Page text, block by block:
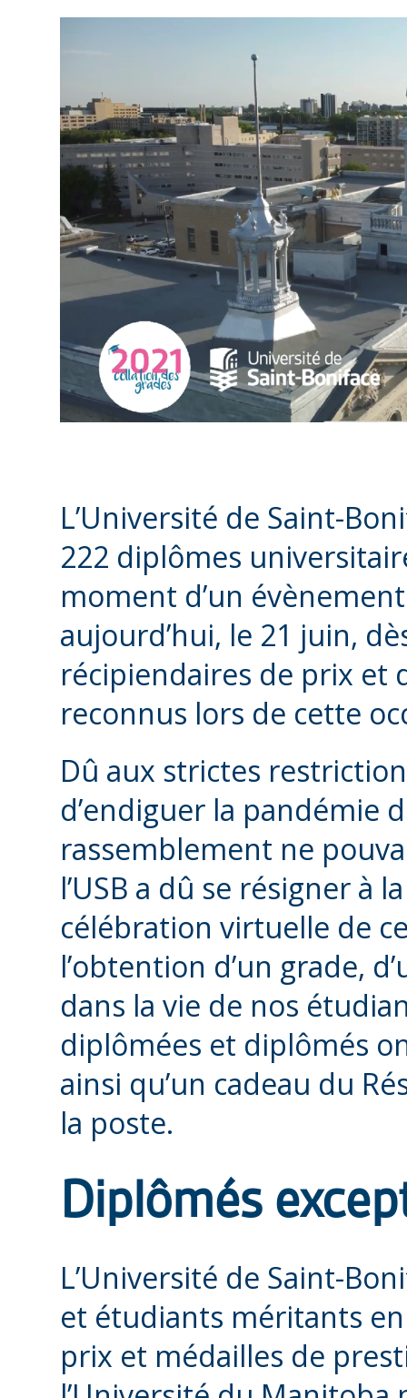
L’Université de Saint-
222 diplômes
moment d’un
aujourd’hui, le 21 juin,
récipiendaires de prix et
reconnus lors de cette
Dû aux strictes
d’endiguer la pandémie
rassemblement ne
l’USB a dû se résigner à
célébration virtuelle de
l’obtention d’un grade,
dans la vie de nos
diplômées et diplômés
ainsi qu’un cadeau du
la poste.
Diplômés
L’Université de Saint-
et étudiants méritants
prix et médailles de